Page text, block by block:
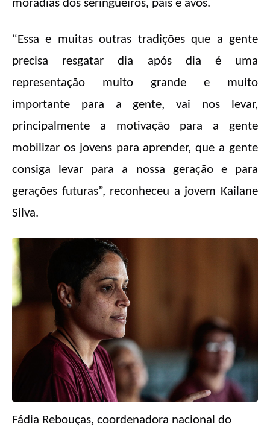
moradias dos seringueiros, pais e avós.
“Essa e muitas outras tradições que a gente
precisa resgatar dia após dia é uma
representação muito grande e muito
importante para a gente, vai nos levar,
principalmente a motivação para a gente
mobilizar os jovens para aprender, que a gente
consiga levar para a nossa geração e para
gerações futuras”, reconheceu a jovem Kailane
Silva.
Fádia Rebouças, coordenadora nacional do